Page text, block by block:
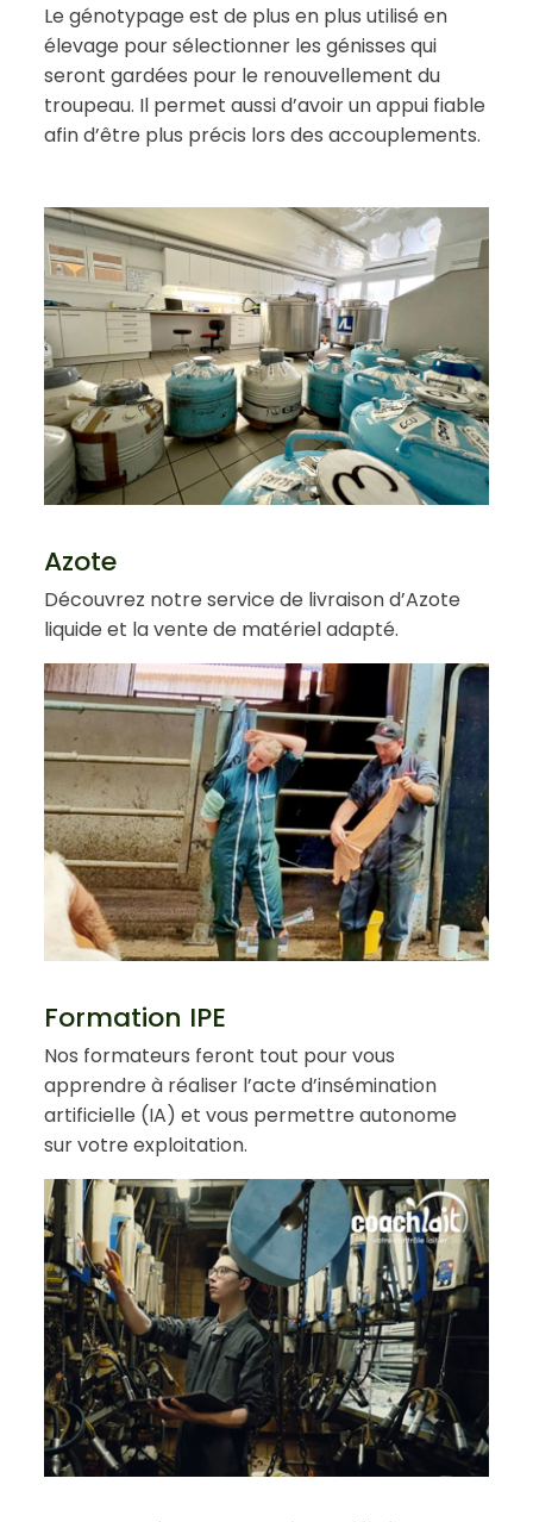
Le génotypage est de plus en plus utilisé en
élevage pour sélectionner les génisses qui
seront gardées pour le renouvellement du
troupeau. Il permet aussi d’avoir un appui fiable
afin d’être plus précis lors des accouplements.
Azote
Découvrez notre service de livraison d’Azote
liquide et la vente de matériel adapté.
Formation IPE
Nos formateurs feront tout pour vous
apprendre à réaliser l’acte d’insémination
artificielle (IA) et vous permettre autonome
sur votre exploitation.